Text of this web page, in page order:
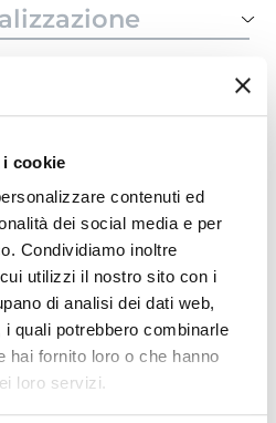
cookie
contenuti ed
dei social media e per
Condividiamo inoltre
utilizzi il nostro sito con i
di analisi dei dati web,
quali potrebbero combinarle
hai fornito loro o che hanno
loro servizi.